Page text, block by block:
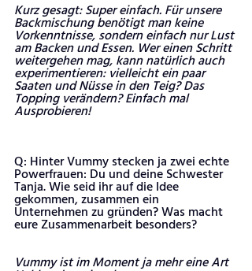
Kurz gesagt: Super einfach. Für unsere
Backmischung benötigt man keine
Vorkenntnisse, sondern einfach nur Lust
am Backen und Essen. Wer einen Schritt
weitergehen mag, kann natürlich auch
experimentieren: vielleicht ein paar
Saaten und Nüsse in den Teig? Das
Topping verändern? Einfach mal
Ausprobieren!
Q: Hinter Vummy stecken ja zwei echte
Powerfrauen: Du und deine Schwester
Tanja. Wie seid ihr auf die Idee
gekommen, zusammen ein
Unternehmen zu gründen? Was macht
eure Zusammenarbeit besonders?
Vummy ist im Moment ja mehr eine Art